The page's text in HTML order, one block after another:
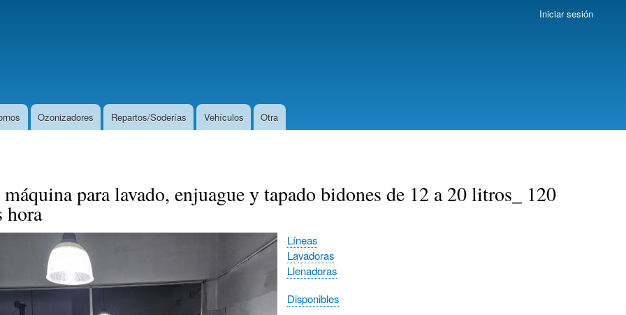
Iniciar sesión
Ozonizadores Repartos/Soderías Vehículos Otra
para lavado, enjuague y tapado bidones de 12 a 20 litros_ 120
hora
Líneas
Lavadoras
Llenadoras
Disponibles